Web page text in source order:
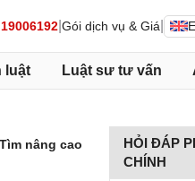
19006192 Gói dịch vụ & Giá
luật Luật sư tư vấn
Tìm nâng cao
HỎI ĐÁP
CHÍNH